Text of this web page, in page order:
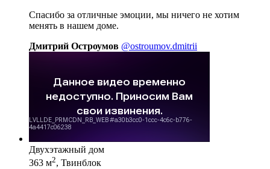
Спасибо за отличные эмоции, мы ничего не хотим
менять в нашем доме.
Дмитрий Остроумов @ostroumov.dmitrii
Двухэтажный дом
363 м2, Твинблок